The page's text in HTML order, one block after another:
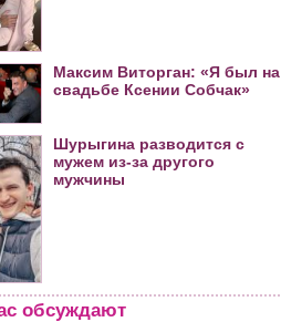
Максим Виторган: «Я был на
свадьбе Ксении Собчак»
Шурыгина разводится с
мужем из-за другого
мужчины
обсуждают